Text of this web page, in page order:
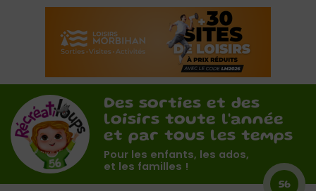
Des sorties et des
loisirs toute l'année
et par tous les temps
Pour les enfants, les ados,
et les familles !
56